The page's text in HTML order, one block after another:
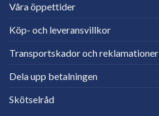
Våra öppettider
Köp- och leveransvillkor
Transportskador och reklamationer
Dela upp betalningen
Skötselråd